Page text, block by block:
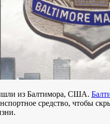
из Балтимора, США.
средство, чтобы